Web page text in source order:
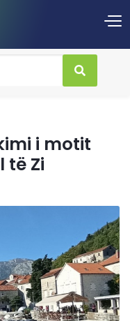
i motit
të Zi